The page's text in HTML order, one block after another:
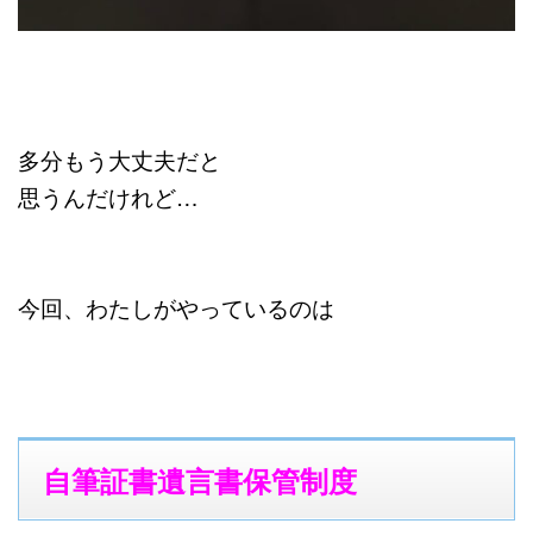
多分もう大丈夫だと
思うんだけれど…
今回、わたしがやっているのは
自筆証書遺言書保管制度